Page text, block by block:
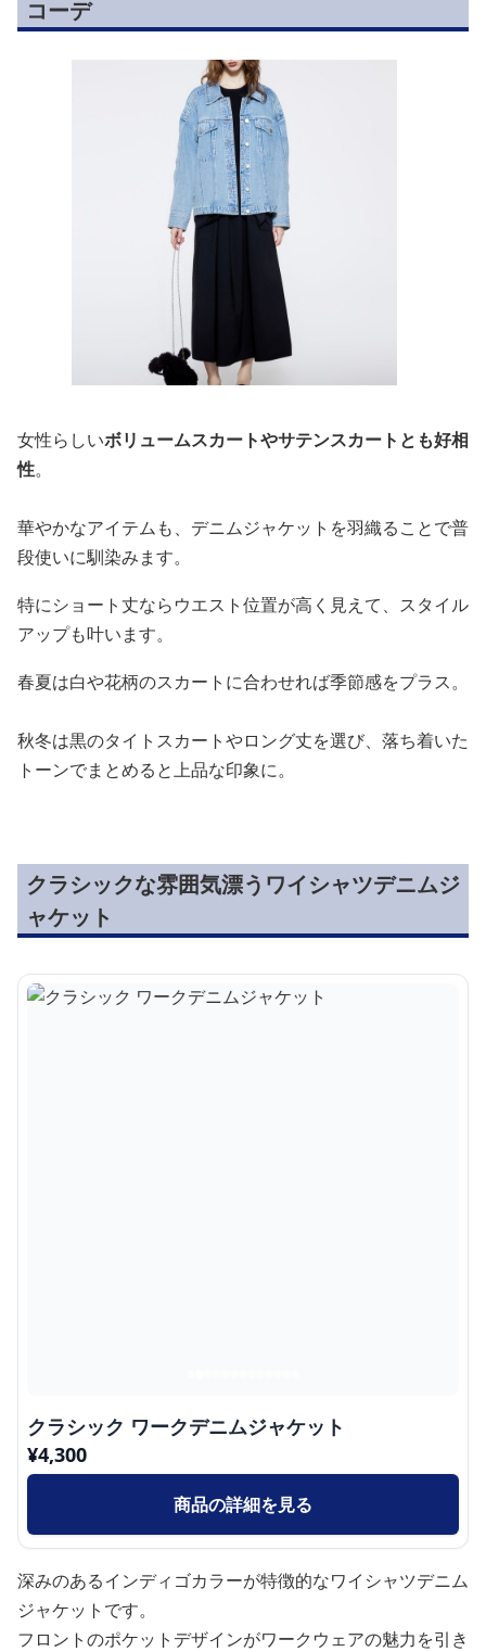
コーデ
女性らしいボリュームスカートやサテンスカートとも好相
性。
華やかなアイテムも、デニムジャケットを羽織ることで普
段使いに馴染みます。
特にショート丈ならウエスト位置が高く見えて、スタイル
アップも叶います。
春夏は白や花柄のスカートに合わせれば季節感をプラス。
秋冬は黒のタイトスカートやロング丈を選び、落ち着いた
トーンでまとめると上品な印象に。
クラシックな雰囲気漂うワイシャツデニムジ
ャケット
クラシック ワークデニムジャケット
¥4,300
商品の詳細を見る
深みのあるインディゴカラーが特徴的なワイシャツデニム
ジャケットです。
フロントのポケットデザインがワークウェアの魅力を引き